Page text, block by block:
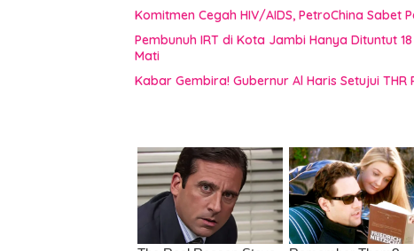
Komitmen Cegah HIV/AIDS, PetroChina
Pembunuh IRT di Kota Jambi Hanya Dituntut
Mati
Kabar Gembira! Gubernur Al Haris Setujui